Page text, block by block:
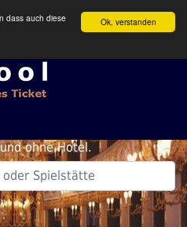
Ok, verstanden
dass auch diese
ohne Hotel.